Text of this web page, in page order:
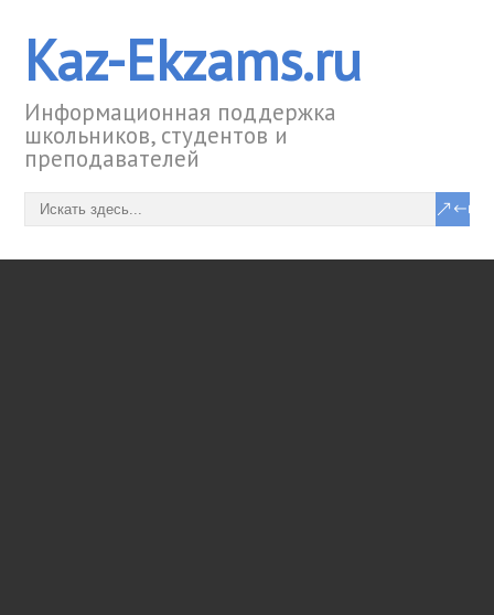
Kaz-Ekzams.ru
Информационная поддержка
школьников, студентов и
преподавателей